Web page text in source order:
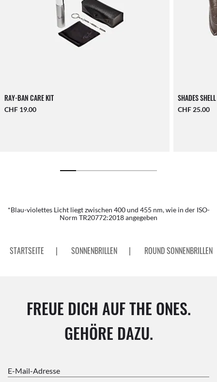
RAY-BAN CARE KIT
CHF 19.00
SHADES
CHF 25.00
*Blau-violettes Licht liegt zwischen 400 und 455 nm, wie in der ISO-
Norm TR20772:2018 angegeben
STARTSEITE | SONNENBRILLEN | ROUND SONNENBRILLEN
FREUE DICH AUF THE ONES.
GEHÖRE DAZU.
E-Mail-Adresse